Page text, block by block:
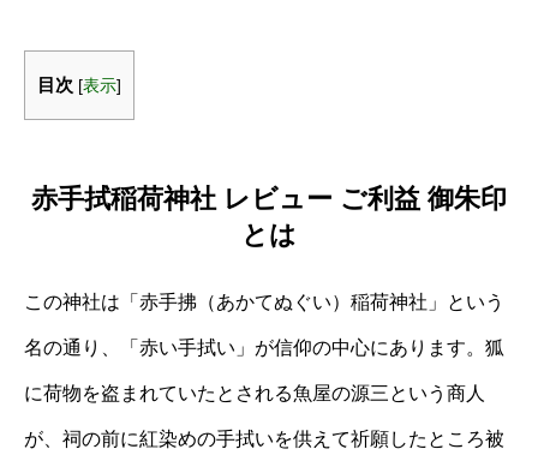
目次 [表示]
赤手拭稲荷神社 レビュー ご利益 御朱印
とは
この神社は「赤手拂（あかてぬぐい）稲荷神社」という
名の通り、「赤い手拭い」が信仰の中心にあります。狐
に荷物を盗まれていたとされる魚屋の源三という商人
が、祠の前に紅染めの手拭いを供えて祈願したところ被